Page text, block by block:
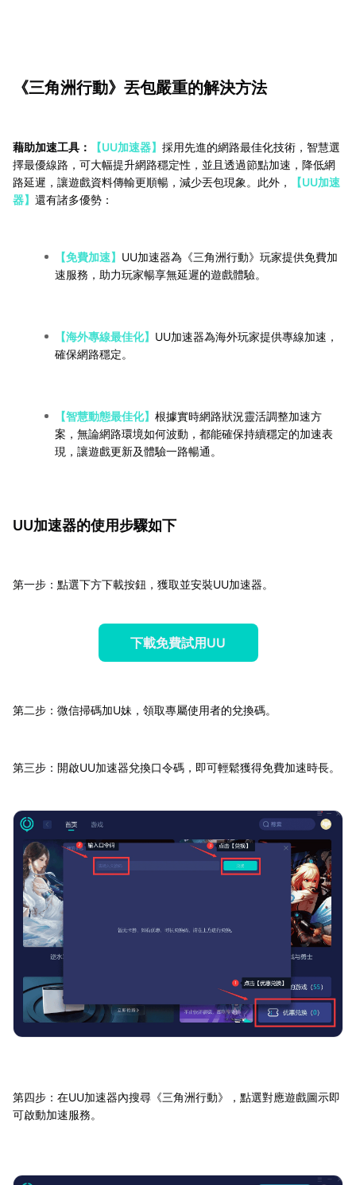
《三角洲行動》丟包嚴重的解決方法
藉助加速工具： 【UU加速器】 採用先進的網路最佳化技術，智慧選
擇最優線路，可大幅提升網路穩定性，並且透過節點加速，降低網
路延遲，讓遊戲資料傳輸更順暢，減少丟包現象。此外，
【UU加速
器】 還有諸多優勢：
【免費加速】 UU加速器為《三角洲行動》玩家提供免費加
速服務，助力玩家暢享無延遲的遊戲體驗。
【海外專線最佳化】 UU加速器為海外玩家提供專線加速，
確保網路穩定。
【智慧動態最佳化】 根據實時網路狀況靈活調整加速方
案，無論網路環境如何波動，都能確保持續穩定的加速表
現，讓遊戲更新及體驗一路暢通。
UU加速器的使用步驟如下
第一步：點選下方下載按鈕，獲取並安裝UU加速器。
下載免費試用UU
第二步：微信掃碼加U妹，領取專屬使用者的兌換碼。
第三步：開啟UU加速器兌換口令碼，即可輕鬆獲得免費加速時長。
第四步：在UU加速器內搜尋《三角洲行動》，點選對應遊戲圖示即
可啟動加速服務。